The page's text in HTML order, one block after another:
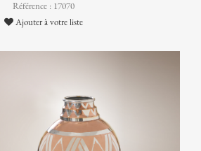
Référence : 17070
Ajouter à votre liste